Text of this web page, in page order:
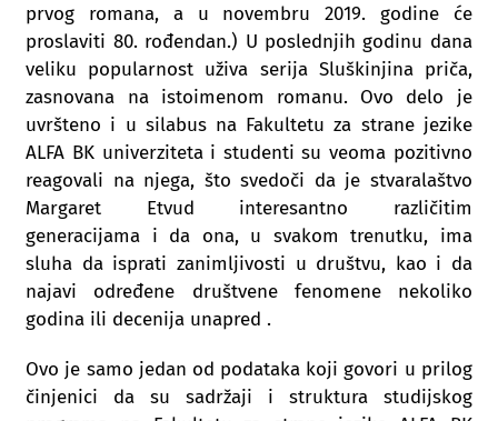
prvog romana, a u novembru 2019. godine će
proslaviti 80. rođendan.) U poslednjih godinu dana
veliku popularnost uživa serija Sluškinjina priča,
zasnovana na istoimenom romanu. Ovo delo je
uvršteno i u silabus na Fakultetu za strane jezike
ALFA BK univerziteta i studenti su veoma pozitivno
reagovali na njega, što svedoči da je stvaralaštvo
Margaret Etvud interesantno različitim
generacijama i da ona, u svakom trenutku, ima
sluha da isprati zanimljivosti u društvu, kao i da
najavi određene društvene fenomene nekoliko
godina ili decenija unapred .
Ovo je samo jedan od podataka koji govori u prilog
činjenici da su sadržaji i struktura studijskog